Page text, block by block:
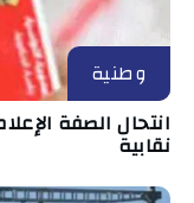
وطنية
انتحال الصفة
نقابية